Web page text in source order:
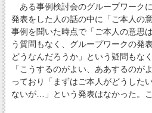
ある事例検討会のグループワーク
発表をした人の話の中に「ご本人の
事例を聞いた時点で「ご本人の意思
う質問もなく、グループワークの発
どうなんだろうか」という疑問もな
「こうするのがよい、ああするのが
っており「まずはご本人がどうした
ないが…」という発表はなかった。こ